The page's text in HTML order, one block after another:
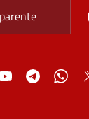
YouTubeTelegram